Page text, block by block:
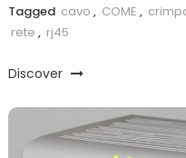
Tagged cavo , COME ,
rete , rj45
Discover